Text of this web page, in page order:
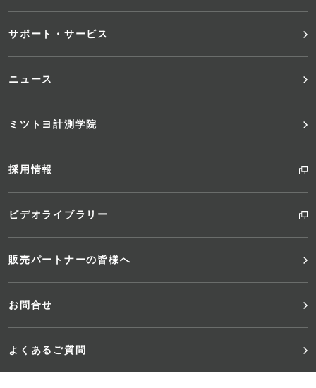
ュ
ー
サポート・サービス
ニュース
ミツトヨ計測学院
採用情報
ビデオライブラリー
販売パートナーの皆様へ
お問合せ
よくあるご質問